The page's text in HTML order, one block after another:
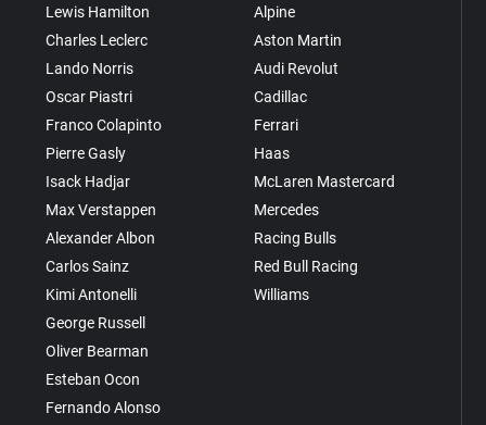
Lewis Hamilton
Charles Leclerc
Lando Norris
Oscar Piastri
Franco Colapinto
Pierre Gasly
Isack Hadjar
Max Verstappen
Alexander Albon
Carlos Sainz
Kimi Antonelli
George Russell
Oliver Bearman
Esteban Ocon
Fernando Alonso
Alpine
Aston Martin
Audi Revolut
Cadillac
Ferrari
Haas
McLaren Mastercard
Mercedes
Racing Bulls
Red Bull Racing
Williams